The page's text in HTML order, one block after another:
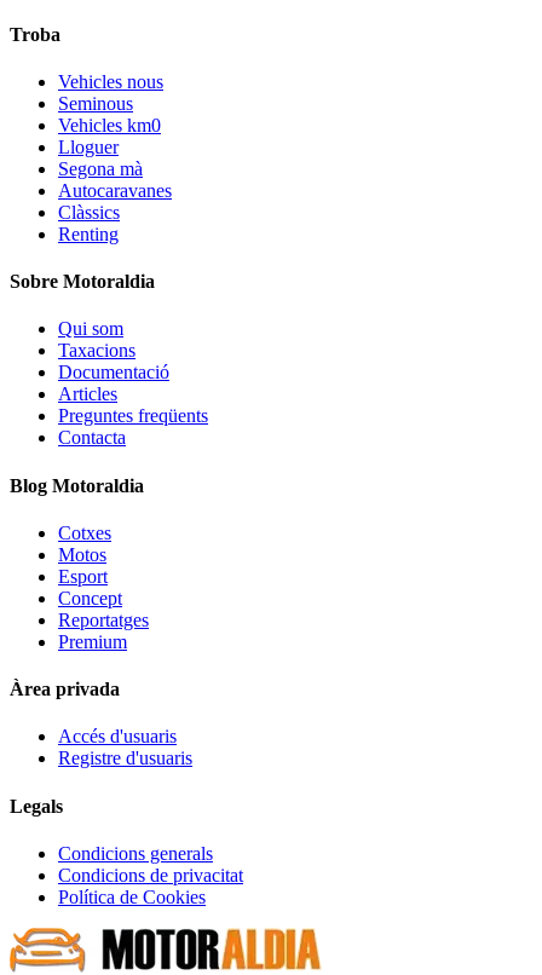
Troba
Vehicles nous
Seminous
Vehicles km0
Lloguer
Segona mà
Autocaravanes
Clàssics
Renting
Sobre Motoraldia
Qui som
Taxacions
Documentació
Articles
Preguntes freqüents
Contacta
Blog Motoraldia
Cotxes
Motos
Esport
Concept
Reportatges
Premium
Àrea privada
Accés d'usuaris
Registre d'usuaris
Legals
Condicions generals
Condicions de privacitat
Política de Cookies